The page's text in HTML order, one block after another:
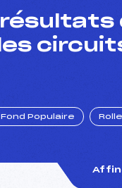
Fond Populaire